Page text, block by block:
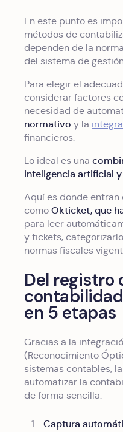
En este punto es
métodos de
dependen de la
del sistema de
Para elegir el
considerar factores
necesidad de
normativo y la
financieros.
Lo ideal es una
inteligencia artificial
Aquí es donde entran
como Okticket, que
para leer
y tickets,
normas fiscales
Del registro
en 5 etapas
Gracias a la
(Reconocimiento
sistemas contables,
automatizar la
de forma sencilla.
Captura